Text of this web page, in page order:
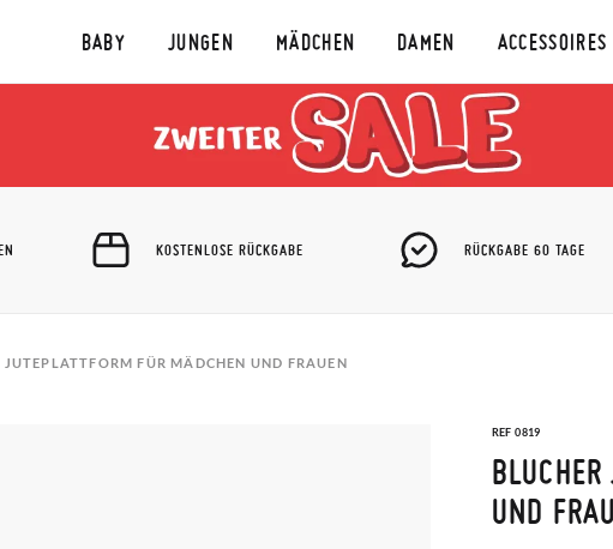
BABY JUNGEN MÄDCHEN DAMEN ACCESSOIRES
KOSTENLOSE RÜCKGABE RÜCKGABE 60 TAGE
JUTEPLATTFORM FÜR MÄDCHEN UND FRAUEN
REF 0819
UND